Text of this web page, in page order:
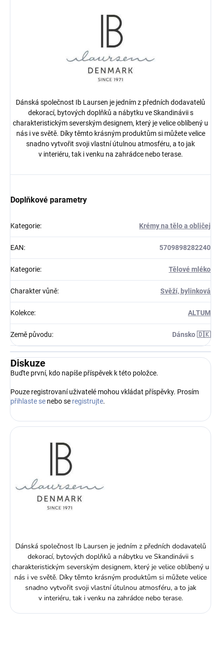
Dánská společnost Ib Laursen je jedním z předních dodavatelů
dekorací, bytových doplňků a nábytku ve Skandinávii s
charakteristickým severským designem, který je velice oblíbený u
nás i ve světě. Díky těmto krásným produktům si můžete velice
snadno vytvořit svoji vlastní útulnou atmosféru, a to jak
v interiéru, tak i venku na zahrádce nebo terase.
Doplňkové parametry
Kategorie: Krémy na tělo a obličej
EAN: 5709898282240
Kategorie: Tělové mléko
Charakter vůně: Svěží, bylinková
Kolekce: ALTUM
Země původu: Dánsko 🇩🇰
Diskuze
Buďte první, kdo napíše příspěvek k této položce.
Pouze registrovaní uživatelé mohou vkládat příspěvky. Prosím
přihlaste se nebo se registrujte.
Dánská společnost Ib Laursen je jedním z předních dodavatelů
dekorací, bytových doplňků a nábytku ve Skandinávii s
charakteristickým severským designem, který je velice oblíbený u
nás i ve světě. Díky těmto krásným produktům si můžete velice
snadno vytvořit svoji vlastní útulnou atmosféru, a to jak
v interiéru, tak i venku na zahrádce nebo terase.